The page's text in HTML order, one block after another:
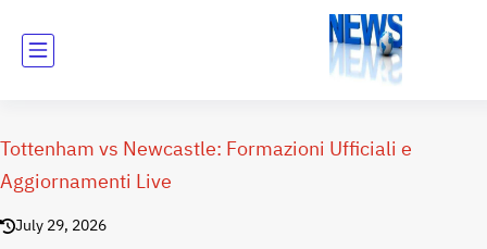
Tottenham vs Newcastle: Formazioni Ufficiali e
Aggiornamenti Live
July 29, 2026